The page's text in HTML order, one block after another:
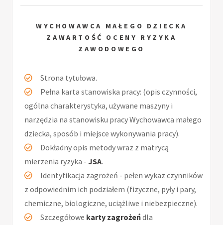
WYCHOWAWCA MAŁEGO DZIECKA
ZAWARTOŚĆ OCENY RYZYKA
ZAWODOWEGO
Strona tytułowa.
Pełna karta stanowiska pracy: (opis czynności,
ogólna charakterystyka, używane maszyny i
narzędzia na stanowisku pracy Wychowawca małego
dziecka, sposób i miejsce wykonywania pracy).
Dokładny opis metody wraz z matrycą
mierzenia ryzyka - JSA.
Identyfikacja zagrożeń - pełen wykaz czynników
z odpowiednim ich podziałem (fizyczne, pyły i pary,
chemiczne, biologiczne, uciążliwe i niebezpieczne).
Szczegółowe karty zagrożeńdla